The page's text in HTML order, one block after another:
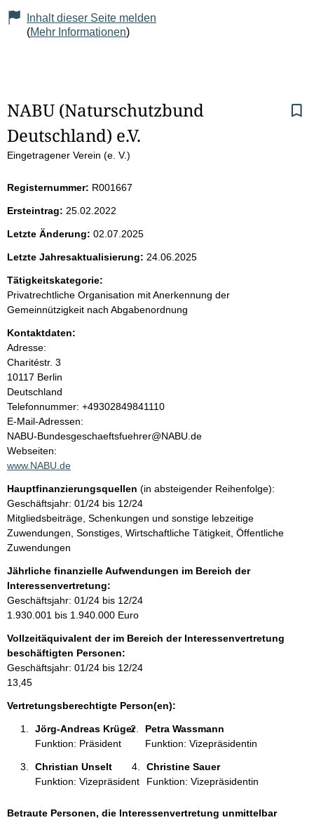
Inhalt dieser Seite melden
(Mehr Informationen)
S
e
t
e
n
i
n
h
a
l
t
NABU (Naturschutzbund
Deutschland) e.V.
Eingetragener Verein (e. V.)
Registernummer: R001667
Ersteintrag: 25.02.2022
Letzte Änderung: 02.07.2025
Letzte Jahresaktualisierung: 24.06.2025
Tätigkeitskategorie:
Privatrechtliche Organisation mit Anerkennung der
Gemeinnützigkeit nach Abgabenordnung
Kontaktdaten:
Adresse:
Charitéstr. 3
10117 Berlin
Deutschland
K
o
n
t
a
t
i
n
f
o
r
m
a
t
o
n
e
n
:
Telefonnummer: +49302849841110
E-Mail-Adressen:
NABU-Bundesgeschaeftsfuehrer@NABU.de
Webseiten:
www.NABU.de
Hauptfinanzierungsquellen (in absteigender Reihenfolge):
Geschäftsjahr: 01/24 bis 12/24
Mitgliedsbeiträge, Schenkungen und sonstige lebzeitige
Zuwendungen, Sonstiges, Wirtschaftliche Tätigkeit, Öffentliche
Zuwendungen
Jährliche finanzielle Aufwendungen im Bereich der
Interessenvertretung:
Geschäftsjahr: 01/24 bis 12/24
1.930.001 bis 1.940.000 Euro
Vollzeitäquivalent der im Bereich der Interessenvertretung
beschäftigten Personen:
Geschäftsjahr: 01/24 bis 12/24
13,45
Vertretungsberechtigte Person(en):
Jörg-Andreas Krüger
Funktion: Präsident
Petra Wassmann
Funktion: Vizepräsidentin
Christian Unselt
Funktion: Vizepräsident
Christine Sauer
Funktion: Vizepräsidentin
Betraute Personen, die Interessenvertretung unmittelbar